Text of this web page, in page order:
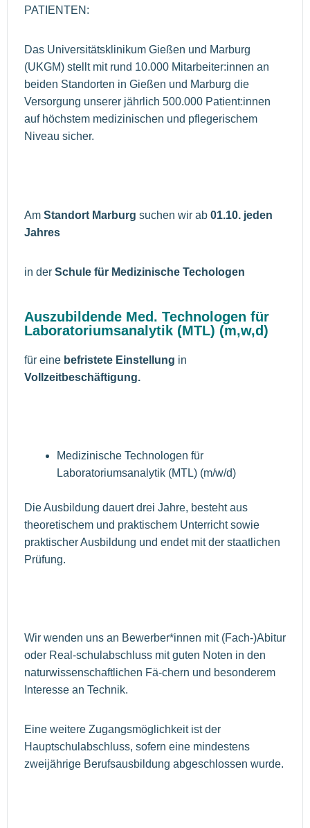
PATIENTEN:
Das Universitätsklinikum Gießen und Marburg
(UKGM) stellt mit rund 10.000 Mitarbeiter:innen an
beiden Standorten in Gießen und Marburg die
Versorgung unserer jährlich 500.000 Patient:innen
auf höchstem medizinischen und pflegerischem
Niveau sicher.
Am Standort Marburg suchen wir ab 01.10. jeden
Jahres
in der Schule für Medizinische Techologen
Auszubildende Med. Technologen für
Laboratoriumsanalytik (MTL) (m,w,d)
für eine befristete Einstellung in
Vollzeitbeschäftigung.
Medizinische Technologen für
Laboratoriumsanalytik (MTL) (m/w/d)
Die Ausbildung dauert drei Jahre, besteht aus
theoretischem und praktischem Unterricht sowie
praktischer Ausbildung und endet mit der staatlichen
Prüfung.
Wir wenden uns an Bewerber*innen mit (Fach-)Abitur
oder Real-schulabschluss mit guten Noten in den
naturwissenschaftlichen Fä-chern und besonderem
Interesse an Technik.
Eine weitere Zugangsmöglichkeit ist der
Hauptschulabschluss, sofern eine mindestens
zweijährige Berufsausbildung abgeschlossen wurde.